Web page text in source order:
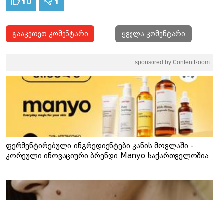
10 1
გააკეთეთ კომენტარი ყველა კომენტარი
sponsored by ContentRoom
ფერმენტირებული ინგრედიენტები კანის მოვლაში -
კორეული ინოვაციური ბრენდი Manyo საქართველოშია